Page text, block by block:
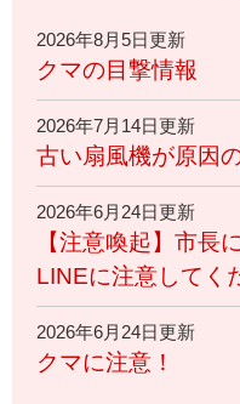
2026年8月5日更新
クマの目撃情報
2026年7月14日更新
古い扇風機が原因
2026年6月24日更新
【注意喚起】市長
LINEに注意してく
2026年6月24日更新
クマに注意！